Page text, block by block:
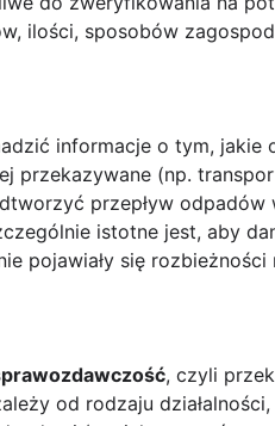
ilości, sposobów
informacje o tym, jakie
przekazywane (np.
przepływ
istotne jest, aby
pojawiały się
, czyli
od rodzaju